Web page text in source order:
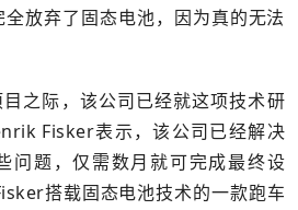
放弃了固态电池，因为真的无法
之际，该公司已经就这项技术研
Fisker表示，该公司已经解决
问题，仅需数月就可完成最终设
搭载固态电池技术的一款跑车